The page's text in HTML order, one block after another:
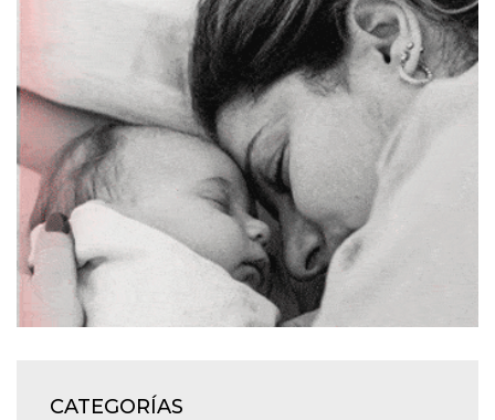
CATEGORÍAS